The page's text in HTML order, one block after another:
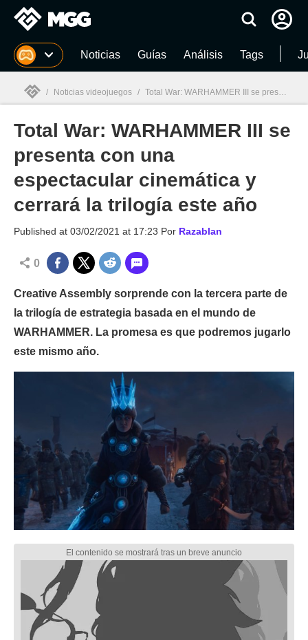
MGG Noticias Guías Análisis Tags
MGG
/ Noticias videojuegos / Total War: WARHAMMER III se presenta con una espectacular cinemática y cerrará la trilogía este año
Total War: WARHAMMER III se
presenta con una
espectacular cinemática y
cerrará la trilogía este año
Published at 03/02/2021 at 17:23 Por Razablan
0
Creative Assembly sorprende con la tercera parte de
la trilogía de estrategia basada en el mundo de
WARHAMMER. La promesa es que podremos jugarlo
este mismo año.